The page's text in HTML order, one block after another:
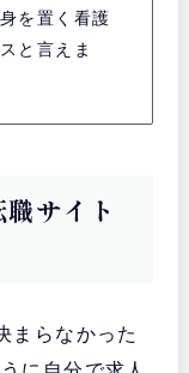
を置く看護
と言えま
サイト
まらなかった